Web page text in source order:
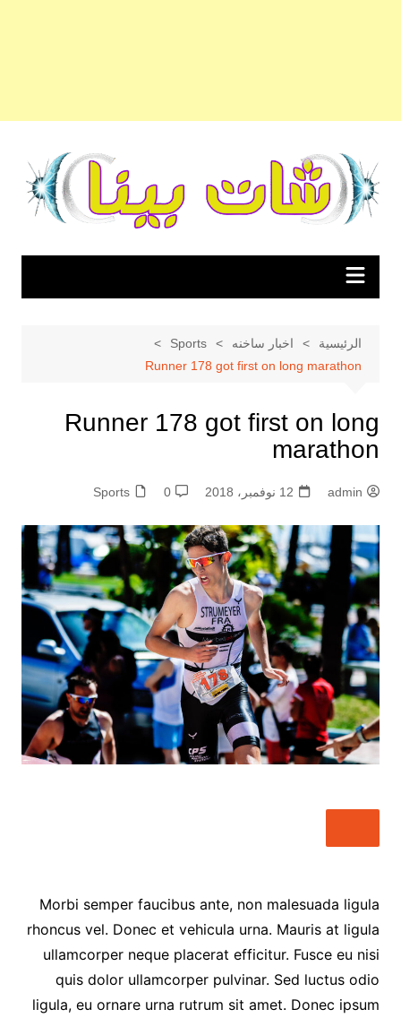
المحتوى
الرئيسية اخبار ساخنه
Sports
Runner 178 got first on long marathon
Runner 178 got first on long
marathon
admin 12 نوفمبر، 2018 0
Sports
Morbi semper faucibus ante, non malesuada ligula
rhoncus vel. Donec et vehicula urna. Mauris at ligula
ullamcorper neque placerat efficitur. Fusce eu nisi
quis dolor ullamcorper pulvinar. Sed luctus odio
ligula, eu ornare urna rutrum sit amet. Donec ipsum